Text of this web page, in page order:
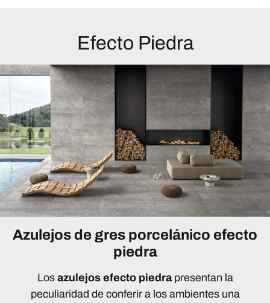
Efecto Piedra
Azulejos de gres porcelánico efecto
piedra
Los azulejos efecto piedra presentan la
peculiaridad de conferir a los ambientes una